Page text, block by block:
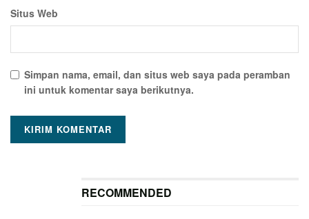
Situs Web
Simpan nama, email, dan situs web saya pada peramban
ini untuk komentar saya berikutnya.
RECOMMENDED